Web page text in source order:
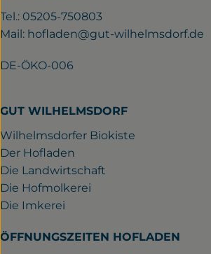
Tel.: 05205-750803
Mail: hofladen@gut-wilhelmsdorf.de
DE-ÖKO-006
GUT WILHELMSDORF
Wilhelmsdorfer Biokiste
Der Hofladen
Die Landwirtschaft
Die Hofmolkerei
Die Imkerei
ÖFFNUNGSZEITEN HOFLADEN